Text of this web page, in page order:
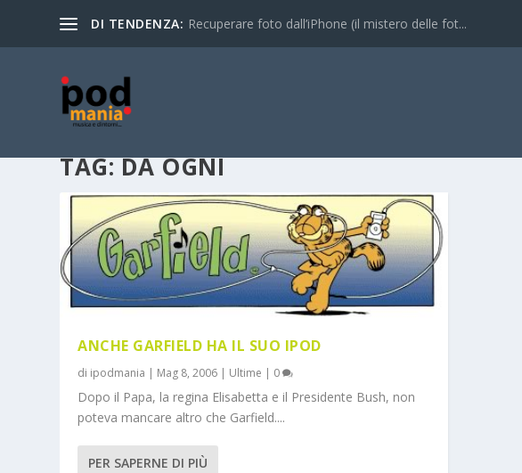
DI TENDENZA: Recuperare foto dall’iPhone (il mistero delle fot...
TAG:DA OGNI
ANCHE GARFIELD HA IL SUO IPOD
di ipodmania | Mag 8, 2006 | Ultime | 0
Dopo il Papa, la regina Elisabetta e il Presidente Bush, non
poteva mancare altro che Garfield....
PER SAPERNE DI PIÙ